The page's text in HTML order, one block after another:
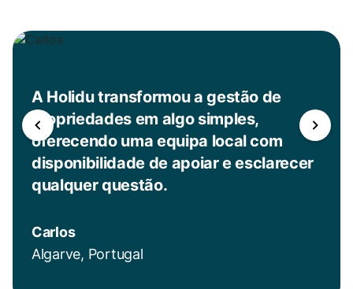
A Holidu transformou a gestão de
propriedades em algo simples,
oferecendo uma equipa local com
disponibilidade de apoiar e esclarecer
qualquer questão.
Carlos
Algarve, Portugal